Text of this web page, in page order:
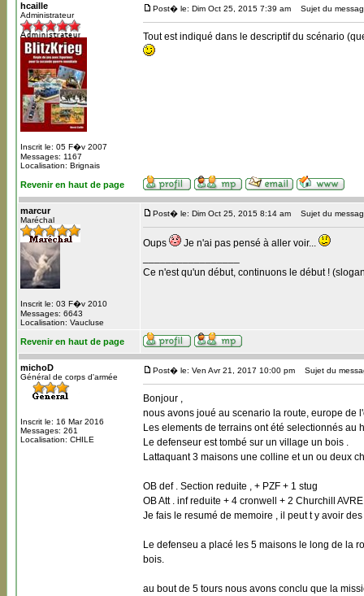
hcaille
Administrateur
Inscrit le: 05 F�v 2007
Messages: 1167
Localisation: Brignais
Post� le: Dim Oct 25, 2015 7:39 am Sujet du
Tout est indiqué dans le descriptif du scénario
Revenir en haut de page
marcur
Maréchal
Inscrit le: 03 F�v 2010
Messages: 6643
Localisation: Vaucluse
Post� le: Dim Oct 25, 2015 8:14 am Sujet du
Oups
Je n'ai pas pensé à aller voir...
Ce n'est qu'un début, continuons le début !
Revenir en haut de page
michoD
Général de corps d'armée
Inscrit le: 16 Mar 2016
Messages: 261
Localisation: CHILE
Post� le: Ven Avr 21, 2017 10:00 pm Sujet du
Bonjour ,
nous avons joué au scenario la route, europe de
Les elements de terrains ont été selectionnés au
Le defenseur est tombé sur un village un bois .
Lattaquant 3 maisons une colline et un ou deux
OB def . Section reduite , + PZF + 1 stug
OB Att . inf reduite + 4 cronwell + 2 Churchill
Je fais le resumé de memoire , il peut t y avoir
Le defenseu a placé les 5 maisons le long de la
bois.
au bout de 5 tours nous avons conclu que la